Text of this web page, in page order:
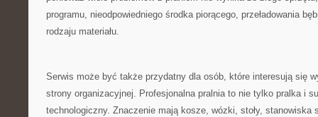
programu, nieodpowiedniego środka piorącego, przeładowania
rodzaju materiału.
Serwis może być także przydatny dla osób, które interesują się
strony organizacyjnej. Profesjonalna pralnia to nie tylko pralka i
technologiczny. Znaczenie mają kosze, wózki, stoły, stanowiska